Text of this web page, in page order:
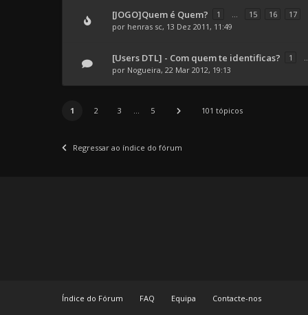
[JOGO]Quem é Quem? 1 ... 15 16
17
por henras sc, 13 Dez 2011, 11:49
[Users DTL] - Com quem te identificas? 1
por Nogueira, 22 Mar 2012, 19:13
1 2 3 ... 5 101 tópicos
Regressar ao índice do fórum
Índice do Fórum FAQ Equipa Contacte-nos